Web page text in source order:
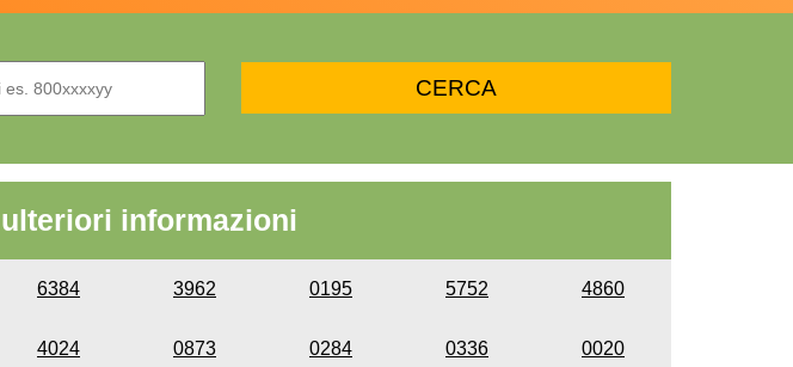
informazioni
6384 3962 0195 5752 4860
4024 0873 0284 0336 0020